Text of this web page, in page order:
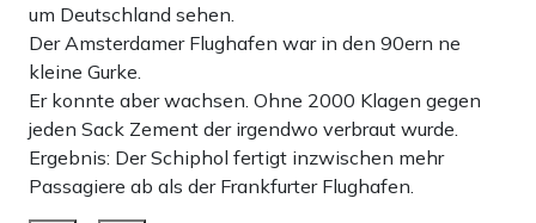
um Deutschland sehen.
Der Amsterdamer Flughafen war in den 90ern ne
kleine Gurke.
Er konnte aber wachsen. Ohne 2000 Klagen gegen
jeden Sack Zement der irgendwo verbraut wurde.
Ergebnis: Der Schiphol fertigt inzwischen mehr
Passagiere ab als der Frankfurter Flughafen.